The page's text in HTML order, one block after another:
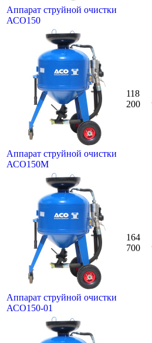
Аппарат струйной очистки
АСО150
Аппарат струйной очистки
АСО150М
118
200
Аппарат струйной очистки
АСО150-01
164
700